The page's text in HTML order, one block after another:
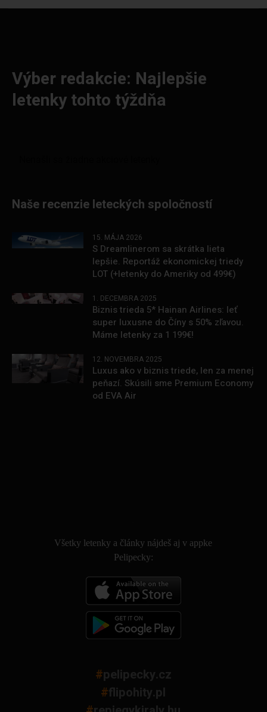
Výber redakcie: Najlepšie
letenky tohto týždňa
Naše recenzie leteckých spoločností
15. MÁJA 2026
S Dreamlinerom sa skrátka lieta
lepšie. Reportáž ekonomickej triedy
LOT (+letenky do Ameriky od 499€)
1. DECEMBRA 2025
Biznis trieda 5* Hainan Airlines: leť
super luxusne do Číny s 50% zľavou.
Máme letenky za 1 199€!
12. NOVEMBRA 2025
Luxus ako v biznis triede, len za menej
peňazí. Skúsili sme Premium Economy
od EVA Air
Všetky letenky a články nájdeš aj v appke
Pelipecky:
#pelipecky.cz
#flipohity.pl